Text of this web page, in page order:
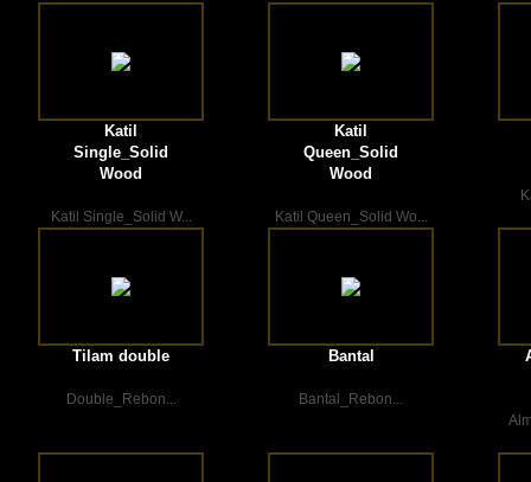
Katil
Single_Solid
Wood
Katil Single_Solid W...
Katil
Queen_Solid
Wood
Katil Queen_Solid Wo...
Tilam double
Double_Rebon...
Bantal
Bantal_Rebon...